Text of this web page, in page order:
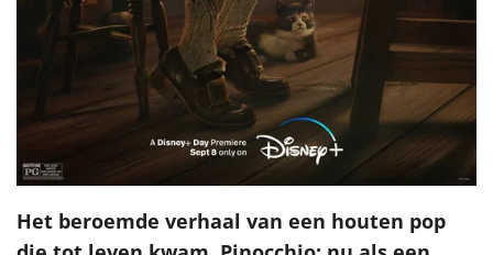
Het beroemde verhaal van een houten pop